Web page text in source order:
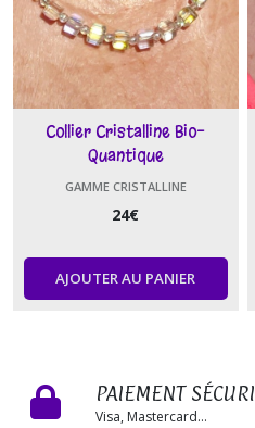
Collier Cristalline Bio-
Quantique
GAMME CRISTALLINE
24€
AJOUTER AU PANIER
PAIEMENT
Visa, Mastercard...